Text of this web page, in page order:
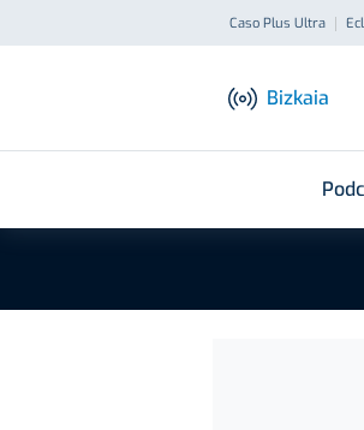
Caso Plus Ultra
Bizkaia